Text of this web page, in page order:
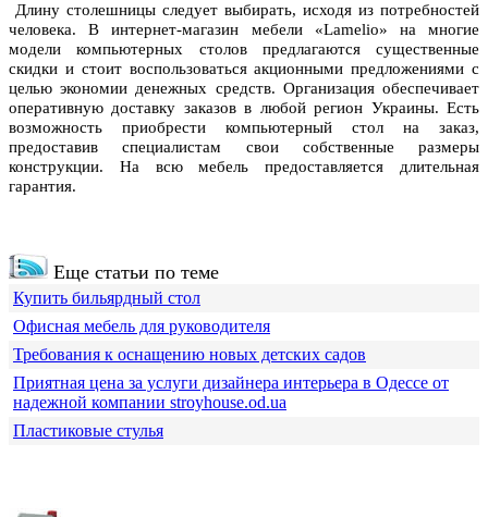
Длину столешницы следует выбирать, исходя из потребностей
человека. В интернет-магазин мебели «Lamelio» на многие
модели компьютерных столов предлагаются существенные
скидки и стоит воспользоваться акционными предложениями с
целью экономии денежных средств. Организация обеспечивает
оперативную доставку заказов в любой регион Украины. Есть
возможность приобрести компьютерный стол на заказ,
предоставив специалистам свои собственные размеры
конструкции. На всю мебель предоставляется длительная
гарантия.
Еще статьи по теме
Купить бильярдный стол
Офисная мебель для руководителя
Требования к оснащению новых детских садов
Приятная цена за услуги дизайнера интерьера в Одессе от
надежной компании stroyhouse.od.ua
Пластиковые стулья